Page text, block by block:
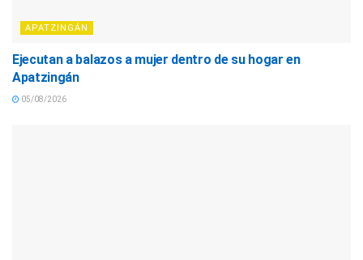
APATZINGÁN
Ejecutan a balazos a mujer dentro de su hogar en
Apatzingán
05/08/2026